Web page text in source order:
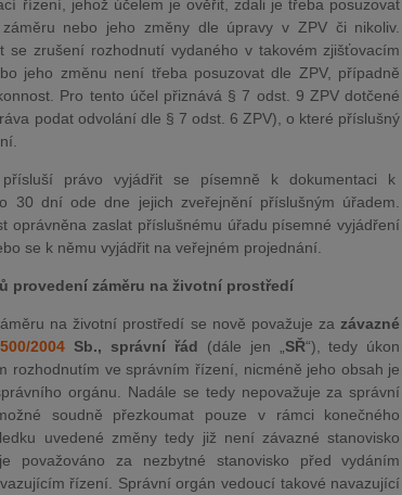
řízení, jehož účelem je ověřit, zdali je třeba posuzovat
nebo jeho změny dle úpravy v ZPV či nikoliv.
se zrušení rozhodnutí vydaného v takovém zjišťovacím
jeho změnu není třeba posuzovat dle ZPV, případně
Pro tento účel přiznává § 7 odst. 9 ZPV dotčené
podat odvolání dle § 7 odst. 6 ZPV), o které příslušný
právo vyjádřit se písemně k dokumentaci k
30 dní ode dne jejich zveřejnění příslušným úřadem.
oprávněna zaslat příslušnému úřadu písemné vyjádření
se k němu vyjádřit na veřejném projednání.
provedení záměru na životní prostředí
na životní prostředí se nově považuje za závazné
500/2004 Sb., správní řád (dále jen „ SŘ“), tedy úkon
rozhodnutím ve správním řízení, nicméně jeho obsah je
orgánu. Nadále se tedy nepovažuje za správní
soudně přezkoumat pouze v rámci konečného
uvedené změny tedy již není závazné stanovisko
považováno za nezbytné stanovisko před vydáním
řízení. Správní orgán vedoucí takové navazující